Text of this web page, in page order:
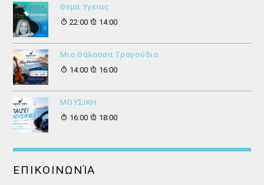
Θεμα Υγειας
22:00
14:00
Μια Θάλασσα Τραγούδια
14:00
16:00
ΜΟΥΣΙΚΗ
16:00
18:00
ΕΠΙΚΟΙΝΩΝΊΑ